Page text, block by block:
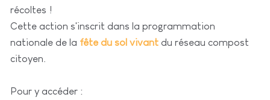
récoltes !
Cette action s'inscrit dans la programmation
nationale de la fête du sol vivant du réseau compost
citoyen.
Pour y accéder :